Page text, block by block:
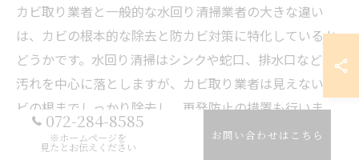
カビ取り業者と一般的な水回り清掃業者の大きな違い
は、カビの根本的な除去と防カビ対策に特化しているか
どうかです。水回り清掃はシンクや蛇口、排水口などの
汚れを中心に落としますが、カビ取り業者は見えないカ
ビの根までしっかり除去し、再発防止の措置も行いま
す。特に台所は湿気や油分が多く、カビが繁殖しやすい
ため、専門知識が求められます。
072-284-8585
※ホームページを
見たとお伝えください
お問い合わせはこちら